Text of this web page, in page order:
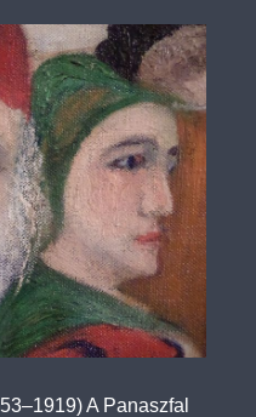
A Panaszfal